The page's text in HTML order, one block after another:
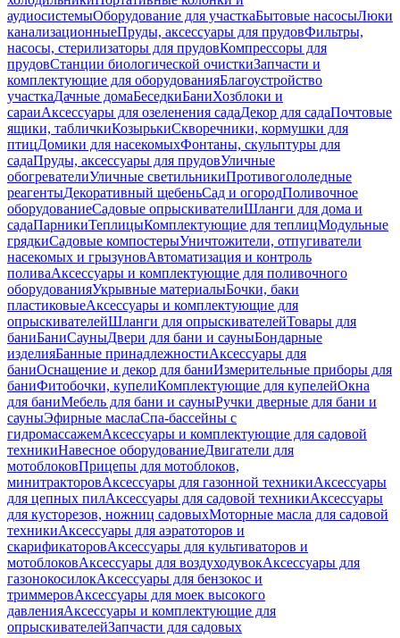
аудиосистемыОборудование для участкаБытовые насосыЛюки
канализационныеПруды, аксессуары для прудовФильтры,
насосы, стерилизаторы для прудовКомпрессоры для
прудовСтанции биологической очисткиЗапчасти и
комплектующие для оборудованияБлагоустройство
участкаДачные домаБеседкиБаниХозблоки и
сараиАксессуары для озеленения садаДекор для садаПочтовые
ящики, табличкиКозырькиСкворечники, кормушки для
птицДомики для насекомыхФонтаны, скульптуры для
садаПруды, аксессуары для прудовУличные
обогревателиУличные светильникиПротивогололедные
реагентыДекоративный щебеньСад и огородПоливочное
оборудованиеСадовые опрыскивателиШланги для дома и
садаПарникиТеплицыКомплектующие для теплицМодульные
грядкиСадовые компостерыУничтожители, отпугиватели
насекомых и грызуновАвтоматизация и контроль
поливаАксессуары и комплектующие для поливочного
оборудованияУкрывные материалыБочки, баки
пластиковыеАксессуары и комплектующие для
опрыскивателейШланги для опрыскивателейТовары для
баниБаниСауныДвери для бани и сауныБондарные
изделияБанные принадлежностиАксессуары для
баниОснащение и декор для баниИзмерительные приборы для
баниФитобочки, купелиКомплектующие для купелейОкна
для баниМебель для бани и сауныРучки дверные для бани и
сауныЭфирные маслаСпа-бассейны с
гидромассажемАксессуары и комплектующие для садовой
техникиНавесное оборудованиеДвигатели для
мотоблоковПрицепы для мотоблоков,
минитракторовАксессуары для газонной техникиАксессуары
для цепных пилАксессуары для садовой техникиАксессуары
для кусторезов, ножниц садовыхМоторные масла для садовой
техникиАксессуары для аэратоторов и
скарификаторовАксессуары для культиваторов и
мотоблоковАксессуары для воздуходувокАксессуары для
газонокосилокАксессуары для бензокос и
триммеровАксессуары для моек высокого
давленияАксессуары и комплектующие для
опрыскивателейЗапчасти для садовых